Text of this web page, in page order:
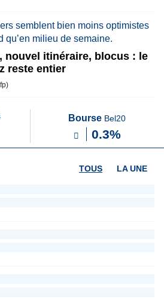
nouvel itinéraire, blocus : le
reste entier
Bourse Bel20
0.3%
LA UNE
TOUS